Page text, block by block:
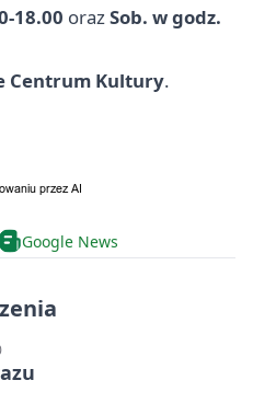
18.00 orazSob. w godz.
Centrum Kultury.
Google News